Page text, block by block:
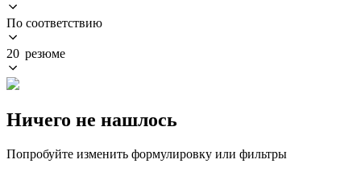
По соответствию
20 резюме
Ничего не нашлось
Попробуйте изменить формулировку или фильтры